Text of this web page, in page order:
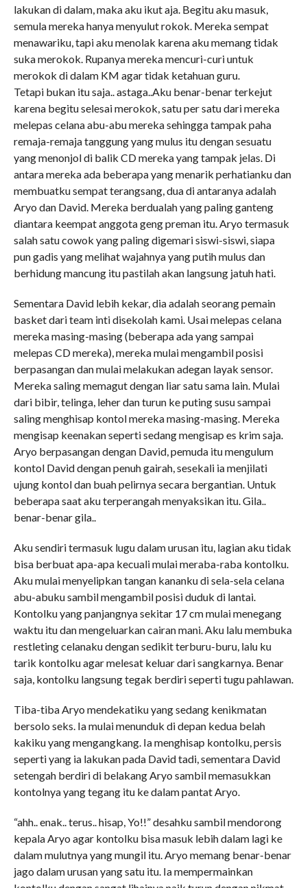
lakukan di dalam, maka aku ikut aja. Begitu aku masuk,
semula mereka hanya menyulut rokok. Mereka sempat
menawariku, tapi aku menolak karena aku memang tidak
suka merokok. Rupanya mereka mencuri-curi untuk
merokok di dalam KM agar tidak ketahuan guru.
Tetapi bukan itu saja.. astaga..Aku benar-benar terkejut
karena begitu selesai merokok, satu per satu dari mereka
melepas celana abu-abu mereka sehingga tampak paha
remaja-remaja tanggung yang mulus itu dengan sesuatu
yang menonjol di balik CD mereka yang tampak jelas. Di
antara mereka ada beberapa yang menarik perhatianku dan
membuatku sempat terangsang, dua di antaranya adalah
Aryo dan David. Mereka berdualah yang paling ganteng
diantara keempat anggota geng preman itu. Aryo termasuk
salah satu cowok yang paling digemari siswi-siswi, siapa
pun gadis yang melihat wajahnya yang putih mulus dan
berhidung mancung itu pastilah akan langsung jatuh hati.
Sementara David lebih kekar, dia adalah seorang pemain
basket dari team inti disekolah kami. Usai melepas celana
mereka masing-masing (beberapa ada yang sampai
melepas CD mereka), mereka mulai mengambil posisi
berpasangan dan mulai melakukan adegan layak sensor.
Mereka saling memagut dengan liar satu sama lain. Mulai
dari bibir, telinga, leher dan turun ke puting susu sampai
saling menghisap kontol mereka masing-masing. Mereka
mengisap keenakan seperti sedang mengisap es krim saja.
Aryo berpasangan dengan David, pemuda itu mengulum
kontol David dengan penuh gairah, sesekali ia menjilati
ujung kontol dan buah pelirnya secara bergantian. Untuk
beberapa saat aku terperangah menyaksikan itu. Gila..
benar-benar gila..
Aku sendiri termasuk lugu dalam urusan itu, lagian aku tidak
bisa berbuat apa-apa kecuali mulai meraba-raba kontolku.
Aku mulai menyelipkan tangan kananku di sela-sela celana
abu-abuku sambil mengambil posisi duduk di lantai.
Kontolku yang panjangnya sekitar 17 cm mulai menegang
waktu itu dan mengeluarkan cairan mani. Aku lalu membuka
restleting celanaku dengan sedikit terburu-buru, lalu ku
tarik kontolku agar melesat keluar dari sangkarnya. Benar
saja, kontolku langsung tegak berdiri seperti tugu pahlawan.
Tiba-tiba Aryo mendekatiku yang sedang kenikmatan
bersolo seks. Ia mulai menunduk di depan kedua belah
kakiku yang mengangkang. Ia menghisap kontolku, persis
seperti yang ia lakukan pada David tadi, sementara David
setengah berdiri di belakang Aryo sambil memasukkan
kontolnya yang tegang itu ke dalam pantat Aryo.
“ahh.. enak.. terus.. hisap, Yo!!” desahku sambil mendorong
kepala Aryo agar kontolku bisa masuk lebih dalam lagi ke
dalam mulutnya yang mungil itu. Aryo memang benar-benar
jago dalam urusan yang satu itu. Ia mempermainkan